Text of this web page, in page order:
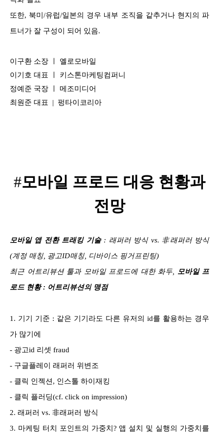
또한, 북미/유럽/일본의 경우 내부 조직을 같추거나 현지의 파
트너가 잘 구성이 되어 있음.
이구환 소장 ㅣ 옐로모바일
이기호 대표 ㅣ 키스톤마케팅컴퍼니
정예준 국장 ㅣ 메조미디어
최원준 대표 | 펑타이코리아
#모바일 프로드 대응 현황과
전망
모바일 앱 전환 트래킹 기술: 래퍼러 방식 vs. 非래퍼러 방식
(계정 매칭, 광고ID매칭, 디바이스 핑거프린팅)
최근 어트리뷰션 툴과 모바일 프로드에 대한 화두,
모바일 프
로드 현황 : 어트리뷰션의 맹점
1. 기기 기준 : 같은 기기라도 다른 유저의 id를 활용하는 경우
가 많기에
- 광고id 리셋 fraud
- 구글플레이 래퍼러 위변조
- 클릭 인젝션, 인스톨 하이재킹
- 클릭 플러딩(cf. click on impression)
2. 래퍼러 vs. 非래퍼러 방식
3. 마케팅 터치 포인트의 가중치? 앱 설치 및 실행의 가중치를